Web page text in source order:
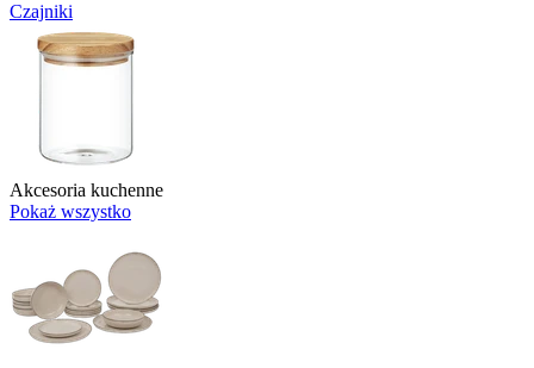
Czajniki
Akcesoria kuchenne
Pokaż wszystko